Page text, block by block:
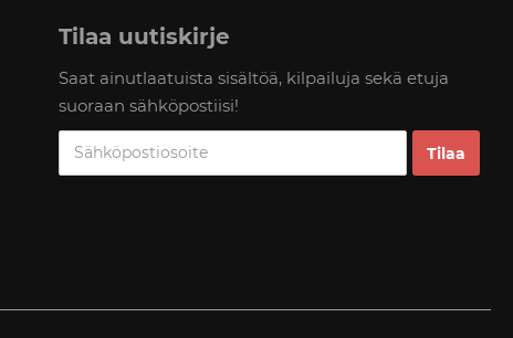
Tilaa uutiskirje
Saat ainutlaatuista sisältöä, kilpailuja sekä etuja
suoraan sähköpostiisi!